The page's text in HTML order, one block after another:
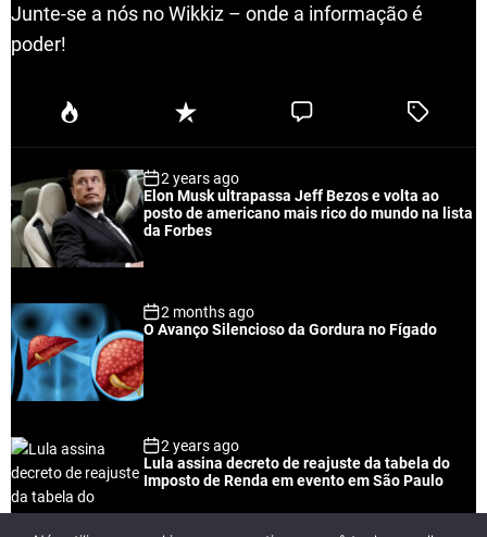
Junte-se a nós no Wikkiz – onde a informação é
poder!
P
u
a
r
R
e
n
t
C
e
T
e
2 years ago
Elon Musk ultrapassa Jeff Bezos e volta ao
posto de americano mais rico do mundo na lista
da Forbes
2 months ago
O Avanço Silencioso da Gordura no Fígado
2 years ago
Lula assina decreto de reajuste da tabela do
Imposto de Renda em evento em São Paulo